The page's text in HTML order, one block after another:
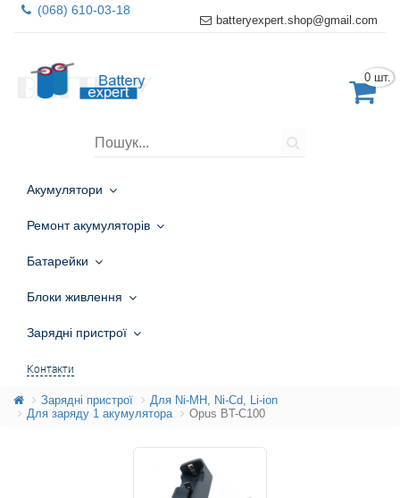
(068) 610-03-18
batteryexpert.shop@gmail.com
0 шт.
Акумулятори
Ремонт акумуляторів
Батарейки
Блоки живлення
Зарядні пристрої
Контакти
Зарядні пристрої
Для Ni-MH, Ni-Cd, Li-ion
Для заряду 1 акумулятора
Opus BT-C100